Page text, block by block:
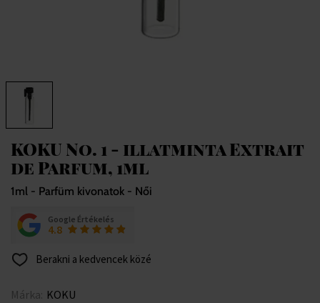
KOKU No. 1 - illatminta Extrait
de Parfum, 1ml
1ml - Parfüm kivonatok - Női
Google Értékelés
4.8
Berakni a kedvencek közé
Márka: KOKU